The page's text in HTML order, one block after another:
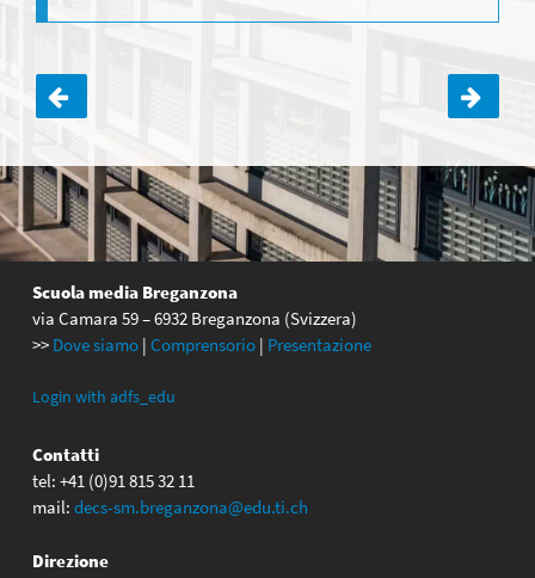
Navigazione
articoli
Scuola media Breganzona
via Camara 59 – 6932 Breganzona (Svizzera)
>> Dove siamo | Comprensorio | Presentazione
Login with adfs_edu
Contatti
tel: +41 (0)91 815 32 11
mail: decs-sm.breganzona@edu.ti.ch
Direzione